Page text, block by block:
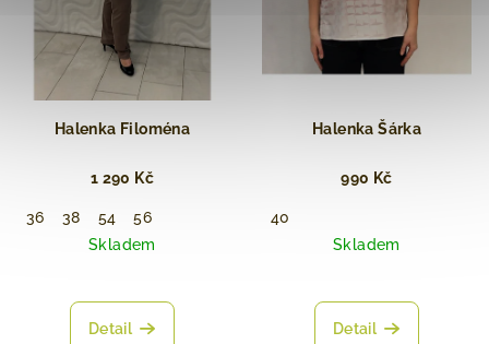
Halenka Filoména
1 290 Kč
36 38 54
56
Skladem
Detail
Halenka Šárka
990 Kč
40
Skladem
Detail